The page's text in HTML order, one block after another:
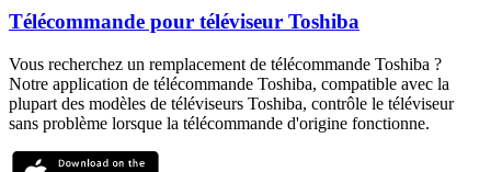
Télécommande pour téléviseur Toshiba
Vous recherchez un remplacement de télécommande Toshiba ?
Notre application de télécommande Toshiba, compatible avec la
plupart des modèles de téléviseurs Toshiba, contrôle le téléviseur
sans problème lorsque la télécommande d'origine fonctionne.